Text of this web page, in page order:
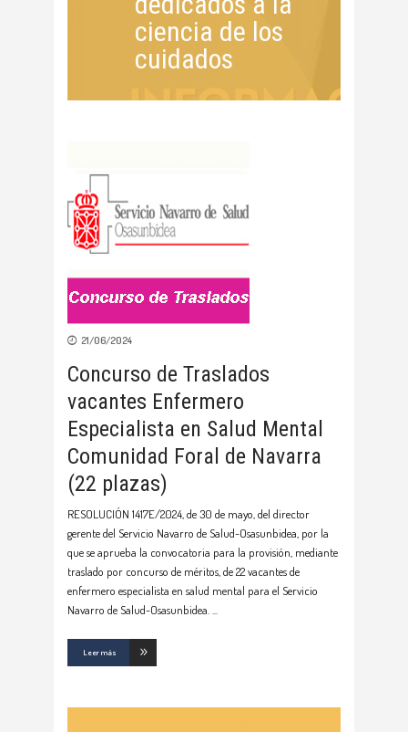
ciencia de los
cuidados
21/06/2024
Concurso de Traslados
vacantes Enfermero
Especialista en Salud Mental
Comunidad Foral de Navarra
(22 plazas)
RESOLUCIÓN 1417E/2024, de 30 de mayo, del director
gerente del Servicio Navarro de Salud-Osasunbidea, por la
que se aprueba la convocatoria para la provisión, mediante
traslado por concurso de méritos, de 22 vacantes de
enfermero especialista en salud mental para el Servicio
Navarro de Salud-Osasunbidea.
Leer más